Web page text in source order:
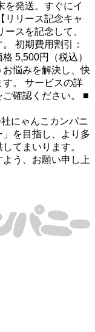
を発送。すぐにイ
リリース記念キャ
スを記念して、
初期費用割引：
5,500円（税込）
お悩みを解決し、快
。 サービスの詳
確認ください。 ■
にゃんこカンパニ
を目指し、より多
てまいります。
う、お願い申し上